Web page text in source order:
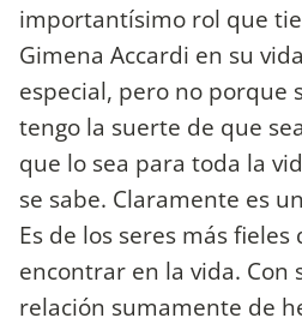
importantísimo rol que
Gimena Accardi en su
especial, pero no porque
tengo la suerte de que
que lo sea para toda la
se sabe. Claramente es
Es de los seres más
encontrar en la vida. Con
relación sumamente de